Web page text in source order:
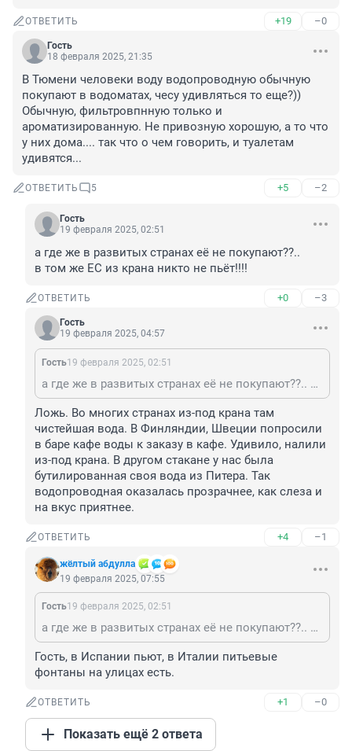
ОТВЕТИТЬ +19 –0
Гость
18 февраля 2025, 21:35
В Тюмени человеки воду водопроводную обычную
покупают в водоматах, чесу удивляться то еще?))
Обычную, фильтровпнную только и
ароматизированную. Не привозную хорошую, а то что
у них дома.... так что о чем говорить, и туалетам
удивятся...
ОТВЕТИТЬ 5 +5 –2
Гость
19 февраля 2025, 02:51
а где же в развитых странах её не покупают??..
в том же ЕС из крана никто не пьёт!!!!
ОТВЕТИТЬ +0 –3
Гость
19 февраля 2025, 04:57
Гость19 февраля 2025, 02:51
а где же в развитых странах её не покупают??.. в том же ЕС из крана никто не пьёт!!!!
Ложь. Во многих странах из-под крана там
чистейшая вода. В Финляндии, Швеции попросили
в баре кафе воды к заказу в кафе. Удивило, налили
из-под крана. В другом стакане у нас была
бутилированная своя вода из Питера. Так
водопроводная оказалась прозрачнее, как слеза и
на вкус приятнее.
ОТВЕТИТЬ +4 –1
жёлтый абдулла
19 февраля 2025, 07:55
Гость19 февраля 2025, 02:51
а где же в развитых странах её не покупают??.. в том же ЕС из крана никто не пьёт!!!!
Гость, в Испании пьют, в Италии питьевые
фонтаны на улицах есть.
ОТВЕТИТЬ +1 –0
Показать ещё 2 ответа